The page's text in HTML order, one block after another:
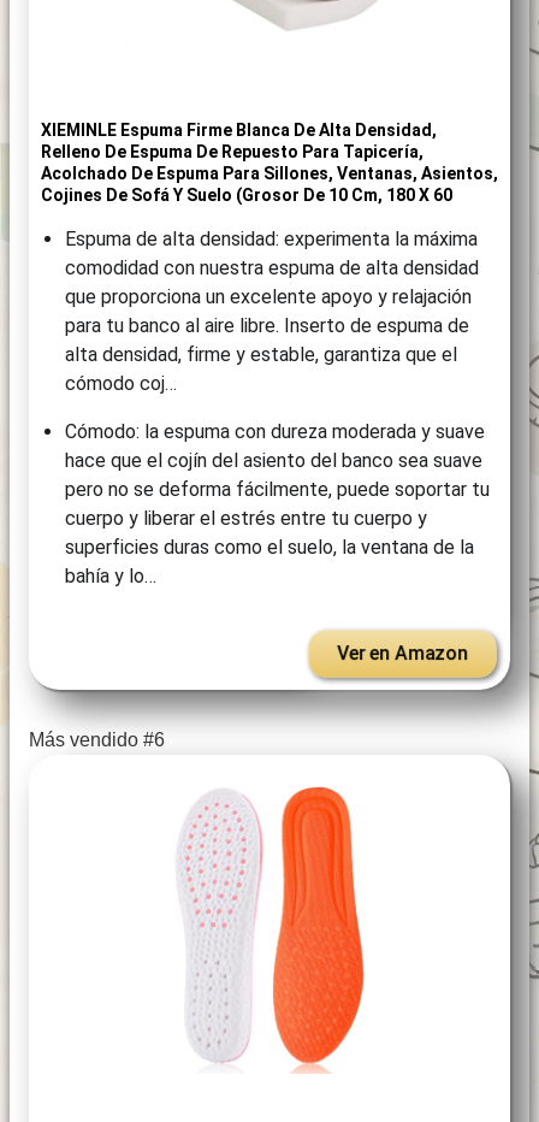
XIEMINLE Espuma Firme Blanca De Alta Densidad,
Relleno De Espuma De Repuesto Para Tapicería,
Acolchado De Espuma Para Sillones, Ventanas, Asientos,
Cojines De Sofá Y Suelo (grosor De 10 Cm, 180 X 60
Espuma de alta densidad: experimenta la máxima
comodidad con nuestra espuma de alta densidad
que proporciona un excelente apoyo y relajación
para tu banco al aire libre. Inserto de espuma de
alta densidad, firme y estable, garantiza que el
cómodo coj…
Cómodo: la espuma con dureza moderada y suave
hace que el cojín del asiento del banco sea suave
pero no se deforma fácilmente, puede soportar tu
cuerpo y liberar el estrés entre tu cuerpo y
superficies duras como el suelo, la ventana de la
bahía y lo…
Ver en Amazon
Más vendido #6